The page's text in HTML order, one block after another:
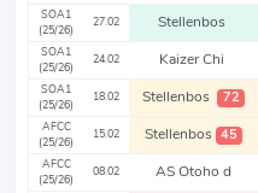
SOA1
(25/26)
27.02 Stellenbos
SOA1
(25/26)
24.02 Kaizer Chi
SOA1
(25/26)
18.02 Stellenbos 72
AFCC
(25/26)
15.02 Stellenbos 45
AFCC
(25/26)
08.02 AS Otoho d